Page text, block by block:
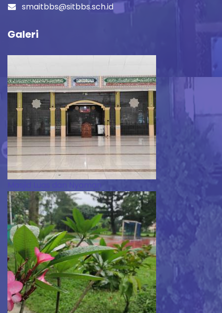
smaitbbs@sitbbs.sch.id
Galeri
Masjid Luas dan Nyaman